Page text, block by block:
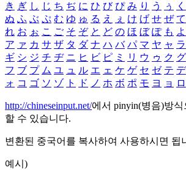
き ぎ し じ ち ぢ に ひ び ぴ み り う ぅ く
ぬ ふ ぶ ぷ む ゆ ゅ る え ぇ け げ せ ぜ て
れ お ぉ こ ご そ ぞ と ど の ほ ぼ ぽ も よ
ア ァ カ サ ザ タ ダ ナ ハ バ パ マ ヤ ャ ラ
ギ シ ジ チ ヂ ニ ヒ ビ ピ ミ リ ウ ゥ ク グ
フ ブ プ ム ユ ュ ル エ ェ ケ ゲ セ ゼ テ デ
ォ コ ゴ ソ ゾ ト ド ノ ホ ボ ポ モ ヨ ョ ロ
http://chineseinput.net/에서 pinyin(병음)방
할 수 있습니다.
변환된 중국어를 복사하여 사용하시면 됩
예시)